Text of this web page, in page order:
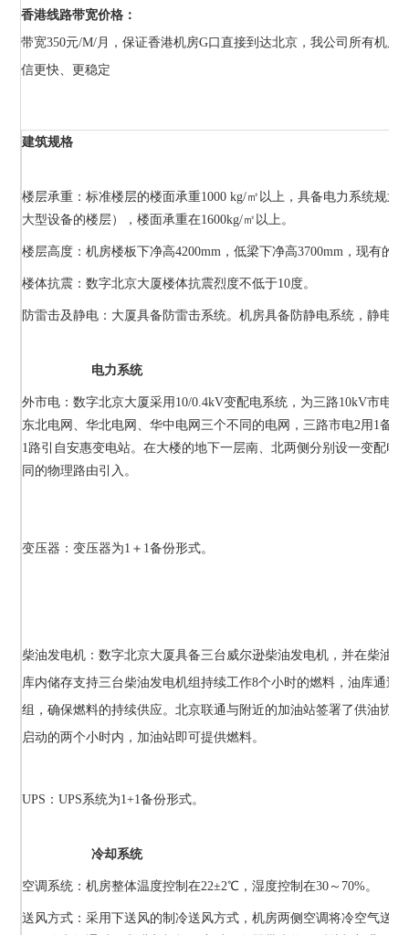
香港线路带宽价格：
带宽350元/M/月，保证香港机房G口直接到达北京，我公司所有机房
信更快、更稳定
建筑规格
楼层承重：标准楼层的楼面承重1000 kg/㎡以上，具备电力系统规划
大型设备的楼层），楼面承重在1600kg/㎡以上。
楼层高度：机房楼板下净高4200mm，低梁下净高3700mm，现有的
楼体抗震：数字北京大厦楼体抗震烈度不低于10度。
防雷击及静电：大厦具备防雷击系统。机房具备防静电系统，静电
电力系统
外市电：数字北京大厦采用10/0.4kV变配电系统，为三路10kV市电
东北电网、华北电网、华中电网三个不同的电网，三路市电2用1备
1路引自安惠变电站。在大楼的地下一层南、北两侧分别设一变配电
同的物理路由引入。
变压器：变压器为1＋1备份形式。
柴油发电机：数字北京大厦具备三台威尔逊柴油发电机，并在柴油
库内储存支持三台柴油发电机组持续工作8个小时的燃料，油库通过
组，确保燃料的持续供应。北京联通与附近的加油站签署了供油协
启动的两个小时内，加油站即可提供燃料。
UPS：UPS系统为1+1备份形式。
冷却系统
空调系统：机房整体温度控制在22±2℃，湿度控制在30～70%。
送风方式：采用下送风的制冷送风方式，机房两侧空调将冷空气送